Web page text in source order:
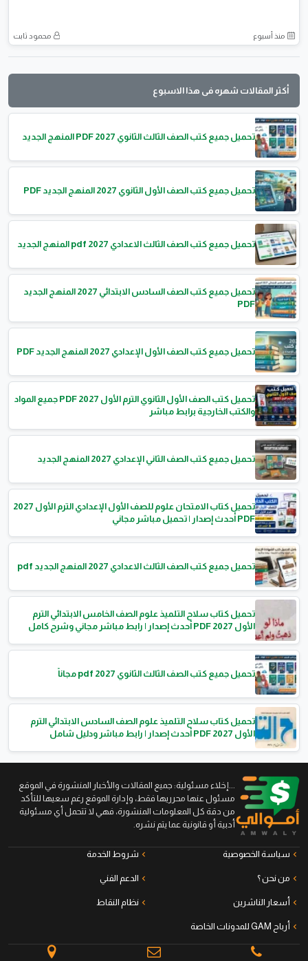
منذ أسبوع محمود ثابت
أكثر المقالات شهره فى هذا الاسبوع
تحميل جميع كتب الصف الثالث الثانوي 2027 PDF المنهج الجديد
تحميل جميع كتب الصف الأول الثانوي 2027 المنهج الجديد PDF
تحميل جميع كتب الصف الثالث الاعدادي 2027 pdf المنهج الجديد
تحميل جميع كتب الصف السادس الابتدائي 2027 المنهج الجديد
PDF
تحميل جميع كتب الصف الأول الإعدادي 2027 المنهج الجديد PDF
تحميل كتب الصف الأول الثانوي الترم الأول 2027 PDF جميع المواد
والكتب الخارجية برابط مباشر
تحميل جميع كتب الصف الثاني الإعدادي 2027 المنهج الجديد
تحميل كتاب الامتحان علوم للصف الأول الإعدادي الترم الأول 2027
PDF أحدث إصدار | تحميل مباشر مجاني
تحميل جميع كتب الصف الثالث الاعدادي 2027 المنهج الجديد pdf
تحميل كتاب سلاح التلميذ علوم الصف الخامس الابتدائي الترم
الأول 2027 PDF أحدث إصدار | رابط مباشر مجاني وشرح كامل
تحميل جميع كتب الصف الثالث الثانوي 2027 pdf مجاناً
تحميل كتاب سلاح التلميذ علوم الصف السادس الابتدائي الترم
الأول 2027 PDF أحدث إصدار | رابط مباشر ودليل شامل
...إخلاء مسئولية: جميع المقالات والأخبار المنشورة في الموقع
مسئول عنها محرريها فقط، وإدارة الموقع رغم سعيها للتأكد
من دقة كل المعلومات المنشورة، فهي لا تتحمل أي مسئولية
أدبية أو قانونية عما يتم نشره.
سياسة الخصوصية شروط الخدمة
من نحن ؟ الدعم الفني
أسعار الناشرين نظام النقاط
أرباح GAM للمدونات الخاصة